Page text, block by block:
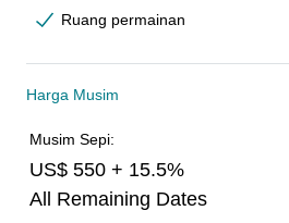
Ruang permainan
Harga Musim
Musim Sepi:
US$ 550 + 15.5%
All Remaining Dates